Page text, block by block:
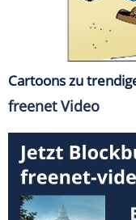
Cartoons zu
freenet Video